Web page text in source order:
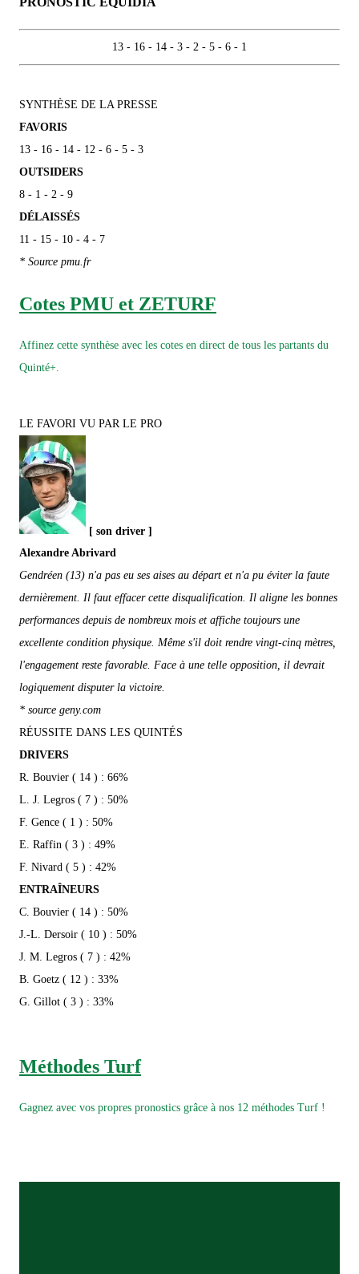
13 - 16 - 14 - 3 - 2 - 5 - 6 - 1
SYNTHÈSE DE LA PRESSE
FAVORIS
13 - 16 - 14 - 12 - 6 - 5 - 3
OUTSIDERS
8 - 1 - 2 - 9
DÉLAISSÉS
11 - 15 - 10 - 4 - 7
* Source pmu.fr
Cotes PMU et ZETURF
Affinez cette synthèse avec les cotes en direct de tous les partants du
Quinté+.
LE FAVORI VU PAR LE PRO
[ son driver ]
Alexandre Abrivard
Gendréen (13) n'a pas eu ses aises au départ et n'a pu éviter la faute
dernièrement. Il faut effacer cette disqualification. Il aligne les bonnes
performances depuis de nombreux mois et affiche toujours une
excellente condition physique. Même s'il doit rendre vingt-cinq mètres,
l'engagement reste favorable. Face à une telle opposition, il devrait
logiquement disputer la victoire.
* source geny.com
RÉUSSITE DANS LES QUINTÉS
DRIVERS
R. Bouvier ( 14 ) : 66%
L. J. Legros ( 7 ) : 50%
F. Gence ( 1 ) : 50%
E. Raffin ( 3 ) : 49%
F. Nivard ( 5 ) : 42%
ENTRAÎNEURS
C. Bouvier ( 14 ) : 50%
J.-L. Dersoir ( 10 ) : 50%
J. M. Legros ( 7 ) : 42%
B. Goetz ( 12 ) : 33%
G. Gillot ( 3 ) : 33%
Méthodes Turf
Gagnez avec vos propres pronostics grâce à nos 12 méthodes Turf !